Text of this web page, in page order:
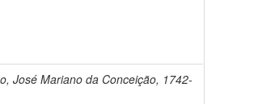
José Mariano da Conceição, 1742-